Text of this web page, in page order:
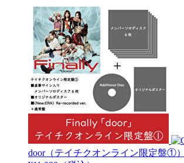
door（テイチクオンライン限定盤①）